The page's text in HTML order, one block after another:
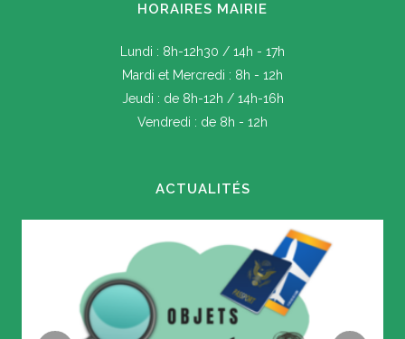
HORAIRES MAIRIE
Lundi : 8h-12h30 / 14h - 17h
Mardi et Mercredi : 8h - 12h
Jeudi : de 8h-12h / 14h-16h
Vendredi : de 8h - 12h
ACTUALITÉS